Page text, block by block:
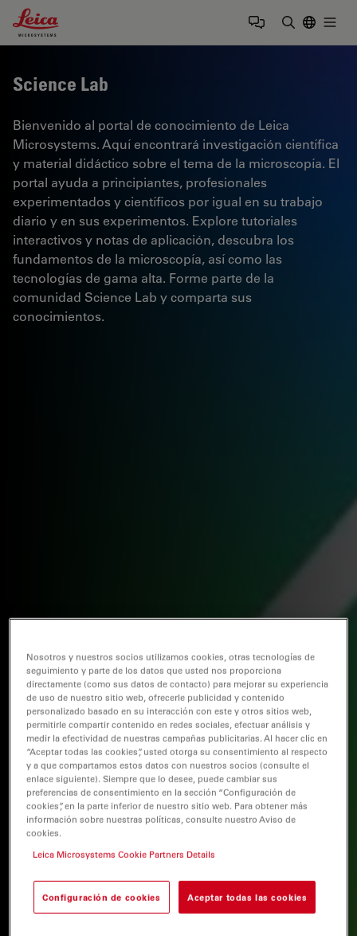
Leica Microsystems Logo
Science Lab
Bienvenido al portal de conocimiento de Leica
Microsystems. Aquí encontrará investigación científica
y material didáctico sobre el tema de la microscopía. El
portal ayuda a principiantes, profesionales
experimentados y científicos por igual en su trabajo
diario y en sus experimentos. Explore tutoriales
interactivos y notas de aplicación, descubra los
fundamentos de la microscopía, así como las
tecnologías de gama alta. Forme parte de la
comunidad Science Lab y comparta sus
conocimientos.
Nosotros y nuestros socios utilizamos cookies, otras tecnologías de
seguimiento y parte de los datos que usted nos proporciona
directamente (como sus datos de contacto) para mejorar su experiencia
de uso de nuestro sitio web, ofrecerle publicidad y contenido
personalizado basado en su interacción con este y otros sitios web,
permitirle compartir contenido en redes sociales, efectuar análisis y
medir la efectividad de nuestras campañas publicitarias. Al hacer clic en
“Aceptar todas las cookies”, usted otorga su consentimiento al respecto
y a que compartamos estos datos con nuestros socios (consulte el
enlace siguiente). Siempre que lo desee, puede cambiar sus
preferencias de consentimiento en la sección “Configuración de
cookies”, en la parte inferior de nuestro sitio web. Para obtener más
información sobre nuestras políticas, consulte nuestro Aviso de
cookies.
Leica Microsystems Cookie Partners Details
Configuración de cookies Aceptar todas las cookies